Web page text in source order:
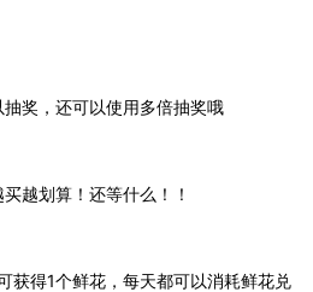
奖，还可以使用多倍抽奖哦
越划算！还等什么！！
获得1个鲜花，每天都可以消耗鲜花兑